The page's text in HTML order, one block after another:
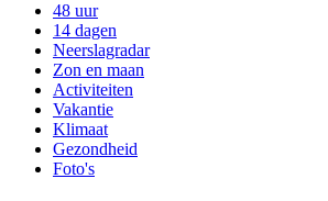
48 uur
14 dagen
Neerslagradar
Zon en maan
Activiteiten
Vakantie
Klimaat
Gezondheid
Foto's